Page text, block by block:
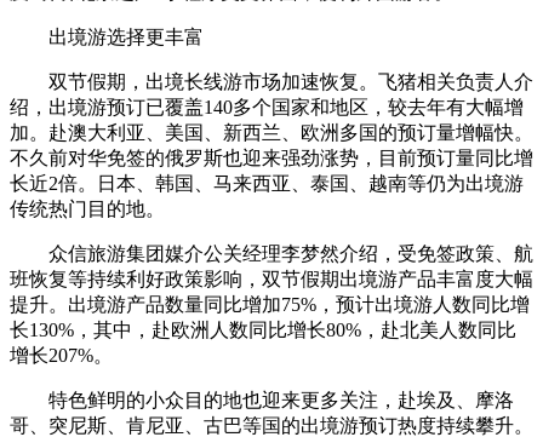
出境游选择更丰富
双节假期，出境长线游市场加速恢复。飞猪相关负责人介
绍，出境游预订已覆盖140多个国家和地区，较去年有大幅增
加。赴澳大利亚、美国、新西兰、欧洲多国的预订量增幅快。
不久前对华免签的俄罗斯也迎来强劲涨势，目前预订量同比增
长近2倍。日本、韩国、马来西亚、泰国、越南等仍为出境游
传统热门目的地。
众信旅游集团媒介公关经理李梦然介绍，受免签政策、航
班恢复等持续利好政策影响，双节假期出境游产品丰富度大幅
提升。出境游产品数量同比增加75%，预计出境游人数同比增
长130%，其中，赴欧洲人数同比增长80%，赴北美人数同比
增长207%。
特色鲜明的小众目的地也迎来更多关注，赴埃及、摩洛
哥、突尼斯、肯尼亚、古巴等国的出境游预订热度持续攀升。